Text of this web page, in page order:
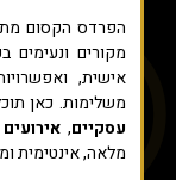
מקורים
אישית,
משלימות. כאן
עסקיים,
מלאה, אינטימית